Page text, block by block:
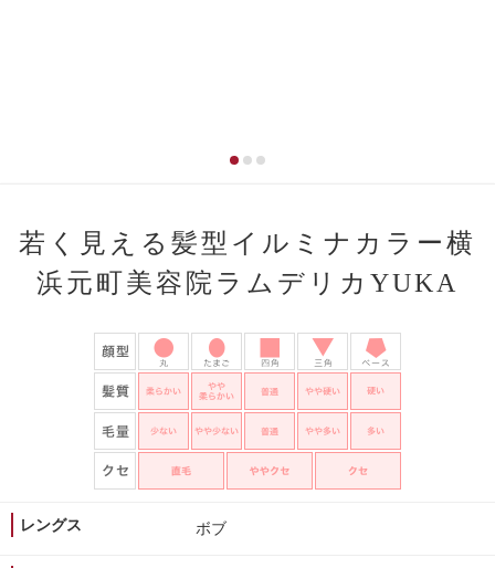
若く見える髪型イルミナカラー横
浜元町美容院ラムデリカYUKA
レングス ボブ